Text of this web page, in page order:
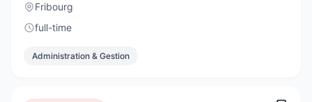
Fribourg
full-time
Administration & Gestion